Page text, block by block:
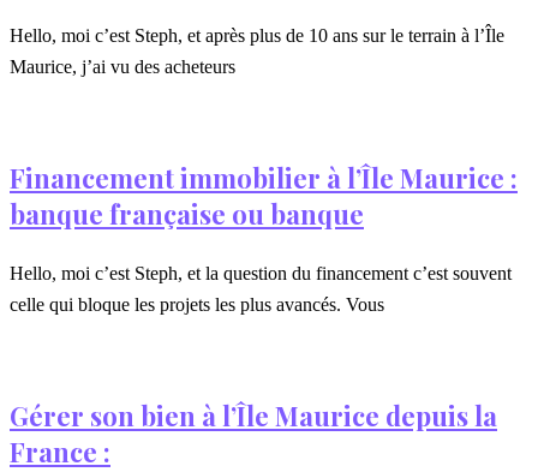
Hello, moi c’est Steph, et après plus de 10 ans sur le terrain à l’Île
Maurice, j’ai vu des acheteurs
Financement immobilier à l’Île Maurice :
banque française ou banque
Hello, moi c’est Steph, et la question du financement c’est souvent
celle qui bloque les projets les plus avancés. Vous
Gérer son bien à l’Île Maurice depuis la
France :